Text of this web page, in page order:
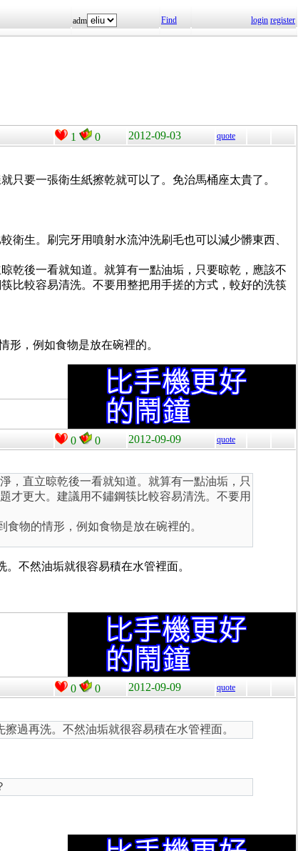
adm Find login register
1 0 2012-09-03 quote
只要一張衛生紙擦乾就可以了。免治馬桶座太貴了。
衛生。刷完牙用噴射水流沖洗刷毛也可以減少髒東西、
乾後一看就知道。就算有一點油垢，只要晾乾，應該不
比較容易清洗。不要用整把用手搓的方式，較好的洗筷
，例如食物是放在碗裡的。
0 0 2012-09-09 quote
，直立晾乾後一看就知道。就算有一點油垢，只
才更大。建議用不鏽鋼筷比較容易清洗。不要用
物的情形，例如食物是放在碗裡的。
不然油垢就很容易積在水管裡面。
0 0 2012-09-09 quote
過再洗。不然油垢就很容易積在水管裡面。